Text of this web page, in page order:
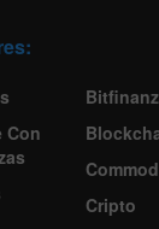
Con
Cripto